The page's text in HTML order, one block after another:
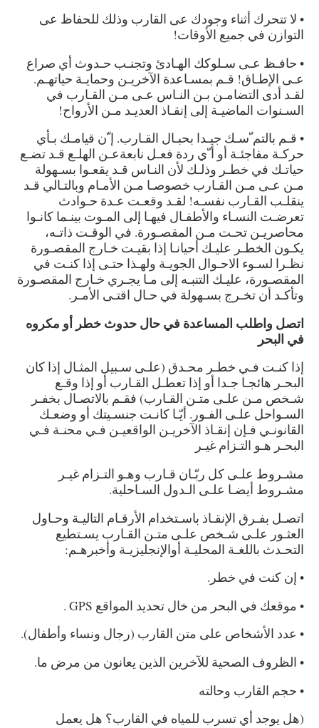
• لا تتحرك أثناء وجودك عى القارب وذلك للحفاظ عى
التوازن في جميع الأوقات!
• حافـظ عـى سـلوكك الهـادئ وتجنـب حـدوث أي صراع
عـى الإطـاق! قـم بمسـاعدة الآخريـن وحمايـة حياتهـم.
لقـد أدى التضامـن بـن النـاس عـى مـن القـارب في
السـنوات الماضيـة إلى إنقـاذ العديـد مـن الأرواح!
• قـم بالتم ّسـك جيـدا بحبـال القـارب. إ ّن قيامـك بـأي
حركـة مفاجئـة أو أ ّي ردة فعـل نابعةعـن الهلـع قـد تضـع
حياتـك في خطـر وذلـك لأن النـاس قـد يقعـوا بسـهولة
مـن عـى مـن القـارب خصوصـا مـن الأمـام وبالتـالي قـد
ينقلـب القـارب نفسـه! لقـد وقعـت عـدة حـوادث
تعرضـت النسـاء والأطفـال فيهـا إلى المـوت بينـما كانـوا
محاصريـن تحـت مـن المقصـورة. في الوقـت ذاتـه،
يكـون الخطـر عليـك أحيانـا إذا بقيـت خـارج المقصـورة
نظـرا لسـوء الاحـوال الجويـة ولهـذا حتـى إذا كنـت في
المقصـورة، عليـك التنبـه إلى مـا يجـري خـارج المقصـورة
وتأكـد أن تخـرج بسـهولة في حـال اقتـى الأمـر.
اتصل واطلب المساعدة في حال حدوث خطر أو مكروه
في البحر
إذا كنـت فـي خطـر محـدق (علـى سـبيل المثـال إذا كان
البحـر هائجـا جـدا أو إذا تعطـل القـارب أو إذا وقـع
شـخص مـن علـى متـن القـارب) فقـم بالاتصـال بخفـر
السـواحل علـى الفـور. أيّـا كانـت جنسـيتك أو وضعـك
القانونـي فـإن إنقـاذ الآخريـن الواقعيـن فـي محنـة فـي
البحـر هـو التـزام غيـر
مشـروط علـى كل ربـان قـارب وهـو التـزام غيـر
مشـروط أيضـا علـى الـدول السـاحلية.
اتصـل بفـرق الإنقـاذ باسـتخدام الأرقـام التاليـة وحـاول
العثـور علـى شـخص علـى متـن القـارب يسـتطيع
التحـدث باللغـة المحليـة أوالإنجليزيـة وأخبرهـم:
• إن كنت في خطر.
• موقعك في البحر من خال تحديد المواقع GPS .
• عدد الأشخاص على متن القارب (رجال ونساء وأطفال).
• الظروف الصحية للآخرين الذين يعانون من مرض ما.
• حجم القارب وحالته
(هل يوجد أي تسرب للمياه في القارب؟ هل يعمل